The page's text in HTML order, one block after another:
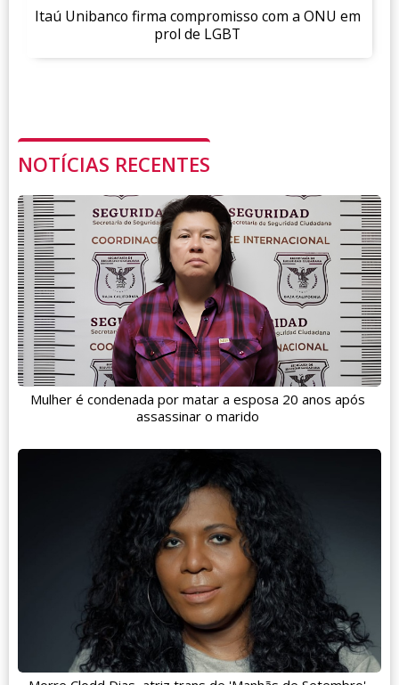
Itaú Unibanco firma compromisso com a ONU em
prol de LGBT
NOTÍCIAS RECENTES
Mulher é condenada por matar a esposa 20 anos após
assassinar o marido